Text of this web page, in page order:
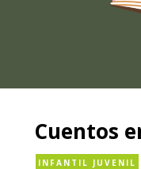
Cuentos
INFANTIL JUVENIL